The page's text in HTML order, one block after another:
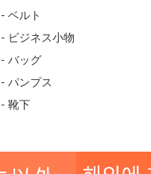
- ベルト
- ビジネス小物
- バッグ
- パンプス
- 靴下